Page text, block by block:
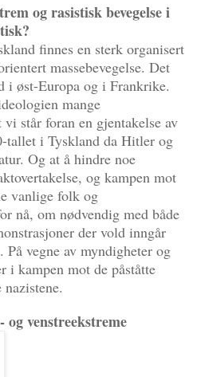
og rasistisk bevegelse i
finnes en sterk organisert
massebevegelse. Det
i øst-Europa og i Frankrike.
mange
står foran en gjentakelse av
tallet i Tyskland da Hitler og
Og at å hindre noe
og kampen mot
vanlige folk og
nå, om nødvendig med både
der vold inngår
vegne av myndigheter og
i kampen mot de påståtte
venstreekstreme